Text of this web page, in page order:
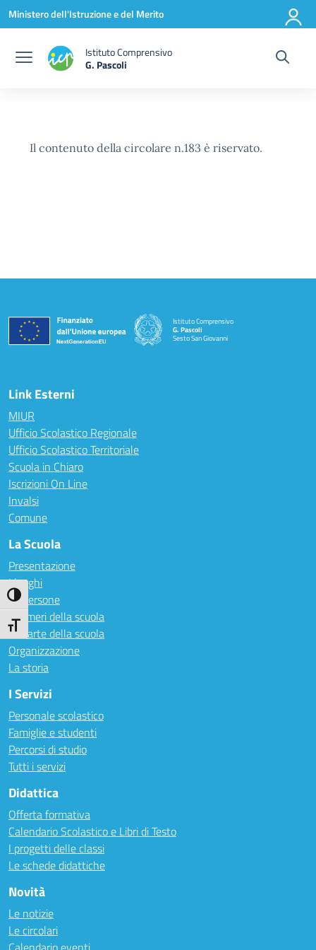
Attiva/disattiva alto contrasto
Attiva/disattiva dimensione testo
Vai ai contenuti
Vai al menu di navigazione
Vai al footer
Ministero dell'Istruzione e del Merito
Istituto Comprensivo
G. Pascoli
Il contenuto della circolare n.183 è riservato.
Istituto Comprensivo
G. Pascoli
Sesto San Giovanni
Link Esterni
MIUR
Ufficio Scolastico Regionale
Ufficio Scolastico Territoriale
Scuola in Chiaro
Iscrizioni On Line
Invalsi
Comune
La Scuola
Presentazione
I luoghi
Le persone
I numeri della scuola
Le carte della scuola
Organizzazione
La storia
I Servizi
Personale scolastico
Famiglie e studenti
Percorsi di studio
Tutti i servizi
Didattica
Offerta formativa
Calendario Scolastico e Libri di Testo
I progetti delle classi
Le schede didattiche
Novità
Le notizie
Le circolari